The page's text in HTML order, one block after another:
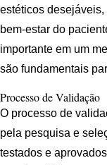
estéticos
bem-estar do
importante em um
são fundamentais
Processo de Validação
O processo de
pela pesquisa e
testados e